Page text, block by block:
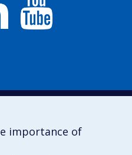
importance of